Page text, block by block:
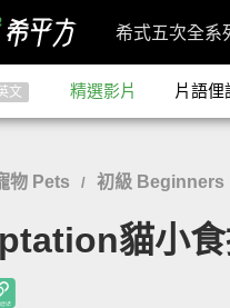
希式五次全系
文 精選影片 片語俚
物 Pets / 初級 Beginners
貓小